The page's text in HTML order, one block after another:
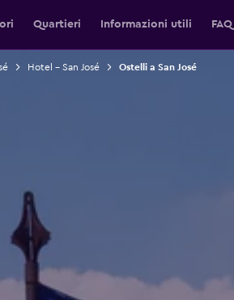
Quartieri Informazioni utili FAQ
Hotel - San José Ostelli a San José